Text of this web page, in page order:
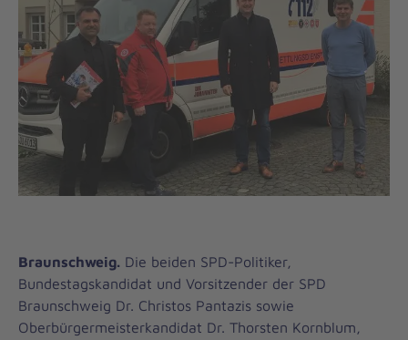
Braunschweig. Die beiden SPD-Politiker,
Bundestagskandidat und Vorsitzender der SPD
Braunschweig Dr. Christos Pantazis sowie
Oberbürgermeisterkandidat Dr. Thorsten Kornblum,